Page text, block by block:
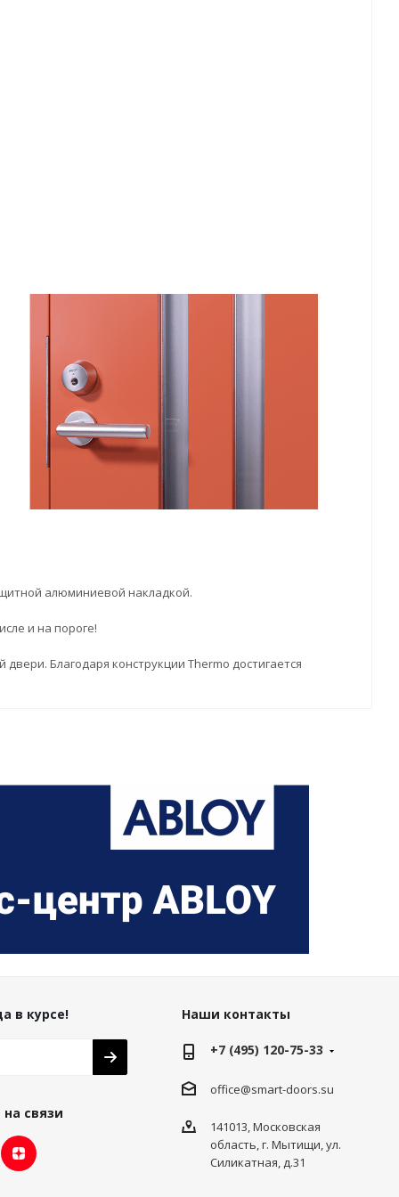
алюминиевой накладкой.
и на пороге!
Благодаря конструкции Thermo достигается
в курсе!
связи
Наши контакты
+7 (495) 120-75-33
office@smart-doors.su
141013, Московская
область, г. Мытищи, ул.
Силикатная, д.31